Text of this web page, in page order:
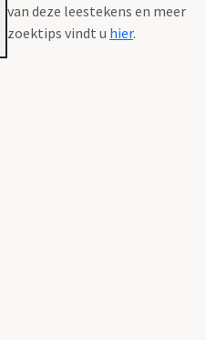
van deze leestekens en meer
zoektips vindt u hier.